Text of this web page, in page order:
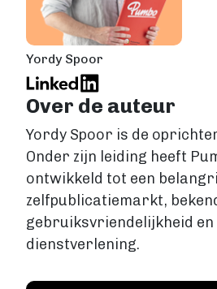
Over de auteur
Yordy Spoor is de
Onder zijn leiding heeft
ontwikkeld tot een
zelfpublicatiemarkt,
gebruiksvriendelijkheid
dienstverlening.
Yordy Spoor